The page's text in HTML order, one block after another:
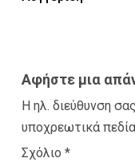
Αφήστε μια
Η ηλ. διεύθυνση
υποχρεωτικά
Σχόλιο *